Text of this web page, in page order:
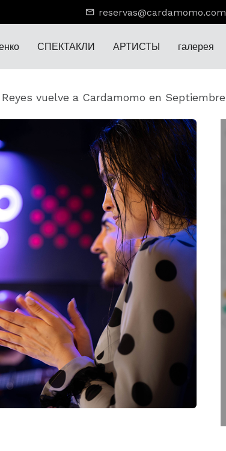
reservas@cardamomo.com
СПЕКТАКЛИ АРТИСТЫ галерея
vuelve a Cardamomo en Septiembre